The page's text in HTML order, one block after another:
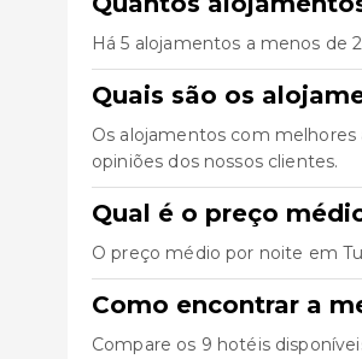
Há 5 alojamentos a menos de
Quais são os
Os alojamentos com
opiniões dos nossos clientes.
Qual é o preço
O preço médio por noite em
Como encontrar a
Compare os 9 hotéis